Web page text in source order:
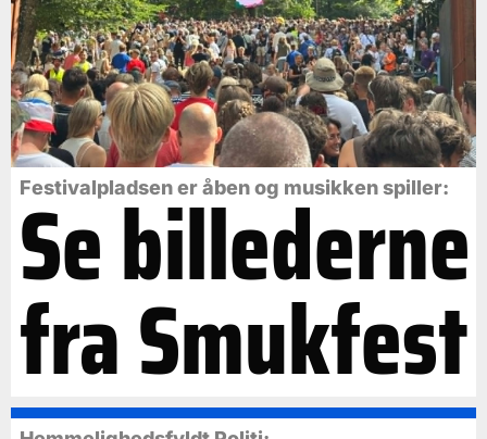
Festivalpladsen er åben og musikken spiller:
Se billederne
fra Smukfest